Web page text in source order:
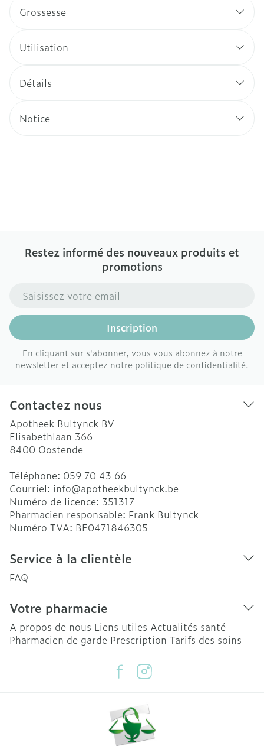
Grossesse
Utilisation
Détails
Notice
Restez informé des nouveaux produits et
promotions
Adresse mail
Inscription
En cliquant sur s'abonner, vous vous abonnez à notre
newsletter et acceptez notre politique de confidentialité.
Contactez nous
Apotheek Bultynck BV
Elisabethlaan 366
8400 Oostende
Téléphone: 059 70 43 66
Courriel: info@apotheekbultynck.be
Numéro de licence: 351317
Pharmacien responsable: Frank Bultynck
Numéro TVA: BE0471846305
Service à la clientèle
FAQ
Votre pharmacie
A propos de nous Liens utiles Actualités santé
Pharmacien de garde Prescription Tarifs des soins